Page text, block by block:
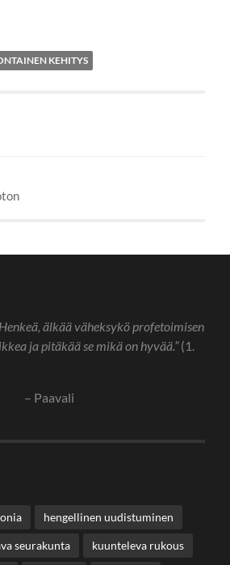
KEHITYS
älkää väheksykö profetoimisen
ja pitäkää se mikä on hyvää.”(1.
– Paavali
hengellinen uudistuminen
seurakunta kuunteleva rukous